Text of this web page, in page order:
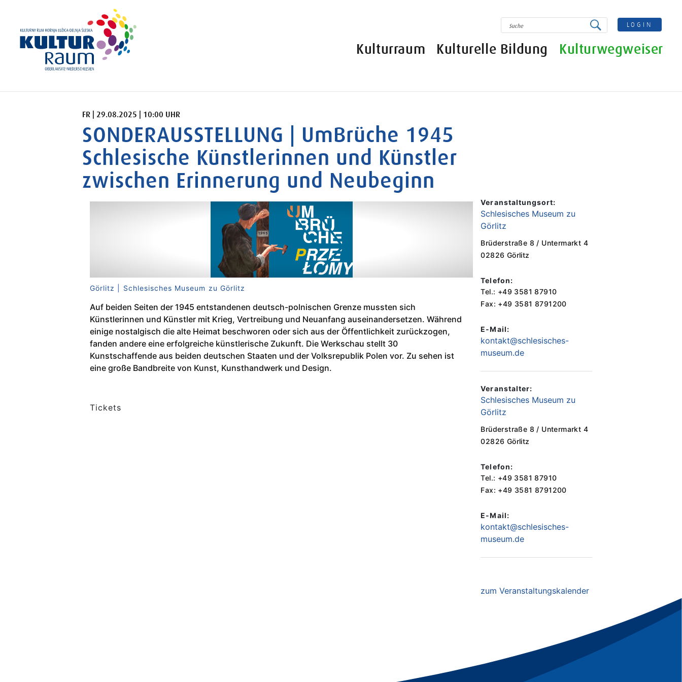
SUCHE LOGIN
Kulturraum Kulturelle Bildung Kulturwegweiser
FREITAG 29.08.2025 10:00 UHR
FR | 29.08.2025 | 10:00 UHR
SONDERAUSSTELLUNG | UmBrüche 1945
Schlesische Künstlerinnen und Künstler
zwischen Erinnerung und Neubeginn
Görlitz | Schlesisches Museum zu Görlitz
Auf beiden Seiten der 1945 entstandenen deutsch-polnischen Grenze mussten sich
Künstlerinnen und Künstler mit Krieg, Vertreibung und Neuanfang auseinandersetzen. Während
einige nostalgisch die alte Heimat beschworen oder sich aus der Öffentlichkeit zurückzogen,
fanden andere eine erfolgreiche künstlerische Zukunft. Die Werkschau stellt 30
Kunstschaffende aus beiden deutschen Staaten und der Volksrepublik Polen vor. Zu sehen ist
eine große Bandbreite von Kunst, Kunsthandwerk und Design.
Tickets
Veranstaltungsort:
Schlesisches Museum zu
Görlitz
Brüderstraße 8 / Untermarkt 4
02826 Görlitz
Telefon:
Tel.: +49 3581 87910
Fax: +49 3581 8791200
E-Mail:
kontakt@schlesisches-
museum.de
Veranstalter:
Schlesisches Museum zu
Görlitz
Brüderstraße 8 / Untermarkt 4
02826 Görlitz
Telefon:
Tel.: +49 3581 87910
Fax: +49 3581 8791200
E-Mail:
kontakt@schlesisches-
museum.de
zum Veranstaltungskalender